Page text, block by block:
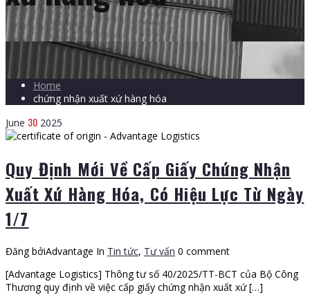
Home
chứng nhận xuất xứ hàng hóa
June 30 2025
Quy Định Mới Về Cấp Giấy Chứng Nhận
Xuất Xứ Hàng Hóa, Có Hiệu Lực Từ Ngày
1/7
Đăng bởiAdvantage In Tin tức, Tư vấn 0 comment
[Advantage Logistics] Thông tư số 40/2025/TT-BCT của Bộ Công
Thương quy định về việc cấp giấy chứng nhận xuất xứ […]